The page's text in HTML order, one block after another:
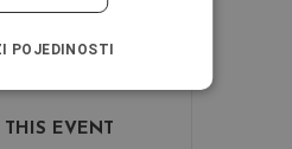
THIS EVENT
POJEDINOSTI